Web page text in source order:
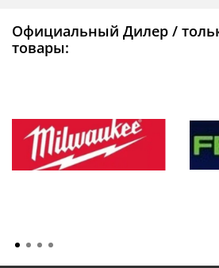
Официальный Дилер /
товары: